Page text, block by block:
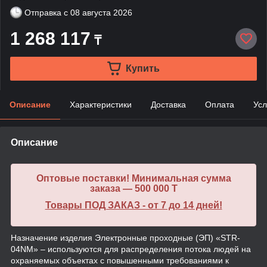
Отправка с 08 августа 2026
1 268 117 ₸
Купить
Описание Характеристики Доставка Оплата
Описание
Оптовые поставки! Минимальная сумма
заказа — 500 000 T
Товары ПОД ЗАКАЗ - от 7 до 14 дней!
Назначение изделия Электронные проходные (ЭП) «STR-
04NM» – используются для распределения потока людей на
охраняемых объектах с повышенными требованиями к